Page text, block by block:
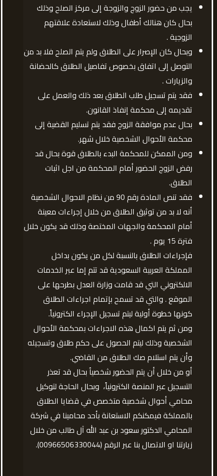
يجب من حضور الزوج والزوجة إلى مركز الصلح وذلك
بحال كان هنالك أطفال وذلك لاستعادة علاقتهم
الزوجية .
وبحال كان الإصرار على الطلاق ولم يتم الصلح فلا بد من
التوصل إلى اتفاق بخصوص تفاصيل الطلاق كالحضانة
والزيارات .
فقد يتم تسجيل طلب الطلاق بعد ذلك والعمل على
تقديمه إلى محكمة إنفاذ القانون.
بحال عدم موافقة الزوج فقد يتم تسليم القضية إلى
محكمة الأحوال الشخصية خلال شهر.
ومن الممكن للمحكمة البدء بالطلاق قوة بحال قد
رفض الزوج الحضور أمام المحكمة من اجل اثبات
الطلاق.
فقد تنص المادة رقم 90 من نظام الاحوال الشخصية
أنه لا بد من توثيق الطلاق من خلال إجراءات معينة
أمام المحكمة والجهات المختصة وذلك قد يكون خلال
فترة 15 يوم .
فإجراءات الطلاق بالنسبة لكل من يكون بداخل
المملكة العربية السعودية قد تتم إما عبر الخدمات
الالكتروني التي قد قامت وزارة العدل بطرحها على
الموقع . والتي قد تسمح بإتمام اجراءات الطلاق
كونها خطوة أولية ليتم تسجيل الإجراء الكترونياً.
ومن ثم يتم اكمال هذه الاجراءات بمحكمة الأحوال
الشخصية وذلك ليتم الحصول على حكم طلاق وتسجيله
وأن يتم استلام صك الطلاق من القاضي.
أو من خلال أن يتم الحضور شخصياُ بحال قد تعذر
التسجيل عبر المنصة الكترونياً، وبحال الحاجة لتوكيل
محامي أحوال شخصية متخصص في قضايا الطلاق
بالمملكة فيمكنكم الاستعانة بأحد محامينا في شركة
المحامي الدكتور سعود بن عبد الله آل طالب من خلال
زيارتنا او الاتصال بنا عبر الرقم (00966506330044).